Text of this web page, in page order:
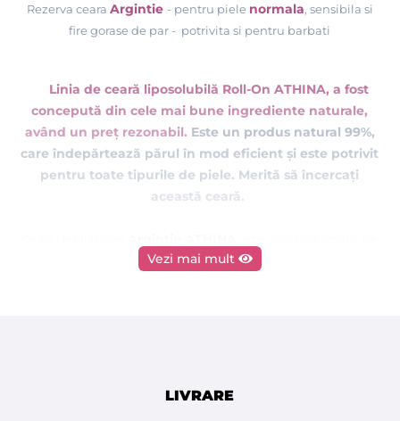
Rezerva ceara Argintie - pentru piele normala, sensibila si
fire gorase de par - potrivita si pentru barbati
Linia de ceară liposolubilă Roll-On ATHINA, a fost
concepută din cele mai bune ingrediente naturale,
având un preț rezonabil. Este un produs natural 99%,
care îndepărtează părul în modeficient și este potrivit
pentru toate tipurile de piele. Merită să încercați
această ceară.
langa ceara naturala contine dioxid de titanium fiind
Vezi mai mult
LIVRARE